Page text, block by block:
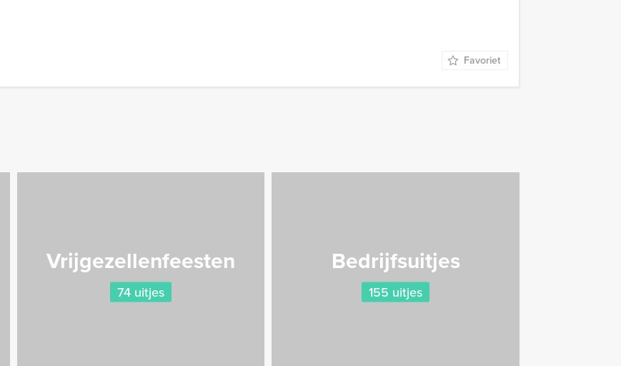
Favoriet
Vrijgezellenfeesten
74 uitjes
Bedrijfsuitjes
155 uitjes